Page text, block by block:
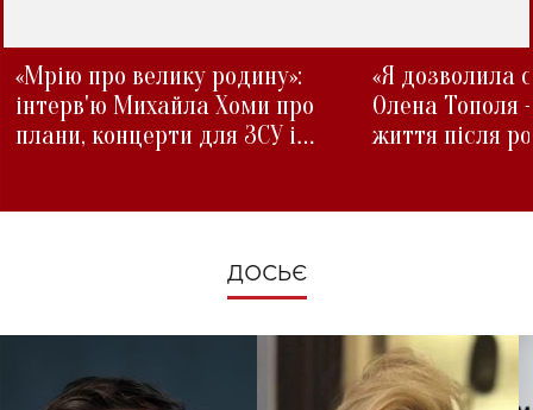
«Мрію про велику родину»:
інтерв'ю Михайла Хоми про
плани, концерти для ЗСУ і
«Я дозволила
Олена Тополя
життя після
ДОСЬЄ